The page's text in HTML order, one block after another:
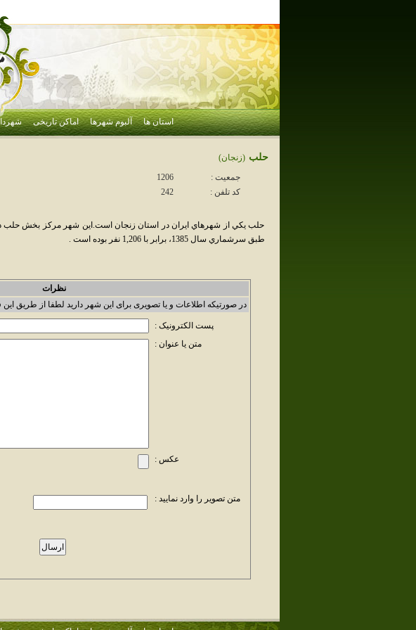
استان ها آلبوم شهرها اماکن تاریخی
حلب (زنجان)
جمعیت :
1206
کد تلفن :
242
حلب يکي از شهرهاي ايران در استان زنجان است.اين شهر مرکز بخش حلب
طبق سرشماري سال 1385، برابر با 1,206 نفر بوده است .
نظرات
در صورتیکه اطلاعات و یا تصویری برای این شهر دارید لطفا از طریق این
پست الکترونیک :
متن یا عنوان :
عکس :
متن تصویر را وارد نمایید :